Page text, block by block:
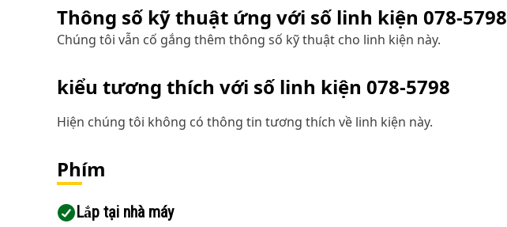
Thông số kỹ thuật ứng với số linh kiện 078-5798
Chúng tôi vẫn cố gắng thêm thông số kỹ thuật cho linh kiện này.
kiểu tương thích với số linh kiện 078-5798
Hiện chúng tôi không có thông tin tương thích về linh kiện này.
Phím
Lắp tại nhà máy